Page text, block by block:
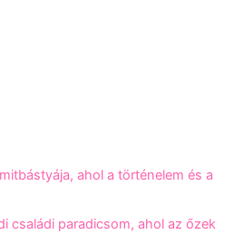
ahol a történelem és a
családi paradicsom, ahol az őzek